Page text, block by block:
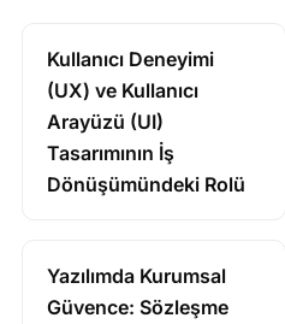
Kullanıcı Deneyimi
(UX) ve Kullanıcı
Arayüzü (UI)
Tasarımının İş
Dönüşümündeki Rolü
Yazılımda Kurumsal
Güvence: Sözleşme